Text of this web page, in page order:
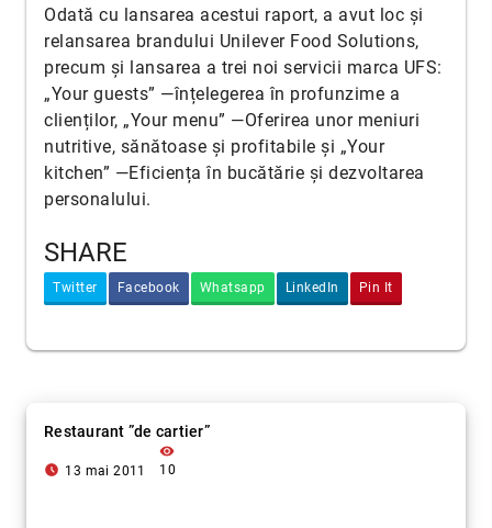
Odată cu lansarea acestui raport, a avut loc și
relansarea brandului Unilever Food Solutions,
precum și lansarea a trei noi servicii marca UFS:
„Your guests” —înțelegerea în profunzime a
clienților, „Your menu” —Oferirea unor meniuri
nutritive, sănătoase și profitabile și „Your
kitchen” —Eficiența în bucătărie și dezvoltarea
personalului.
SHARE
Twitter Facebook Whatsapp LinkedIn Pin It
Restaurant ”de cartier”
access_time_filled 13 mai 2011
visibility
10